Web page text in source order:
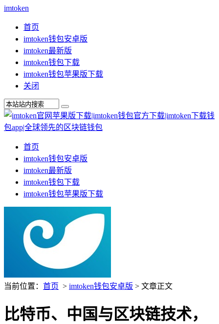
imtoken
首页
imtoken钱包安卓版
imtoken最新版
imtoken钱包下载
imtoken钱包苹果版下载
关闭
首页
imtoken钱包安卓版
imtoken最新版
imtoken钱包下载
imtoken钱包苹果版下载
当前位置： 首页 > imtoken钱包安卓版 > 文章正文
比特币、中国与区块链技术，